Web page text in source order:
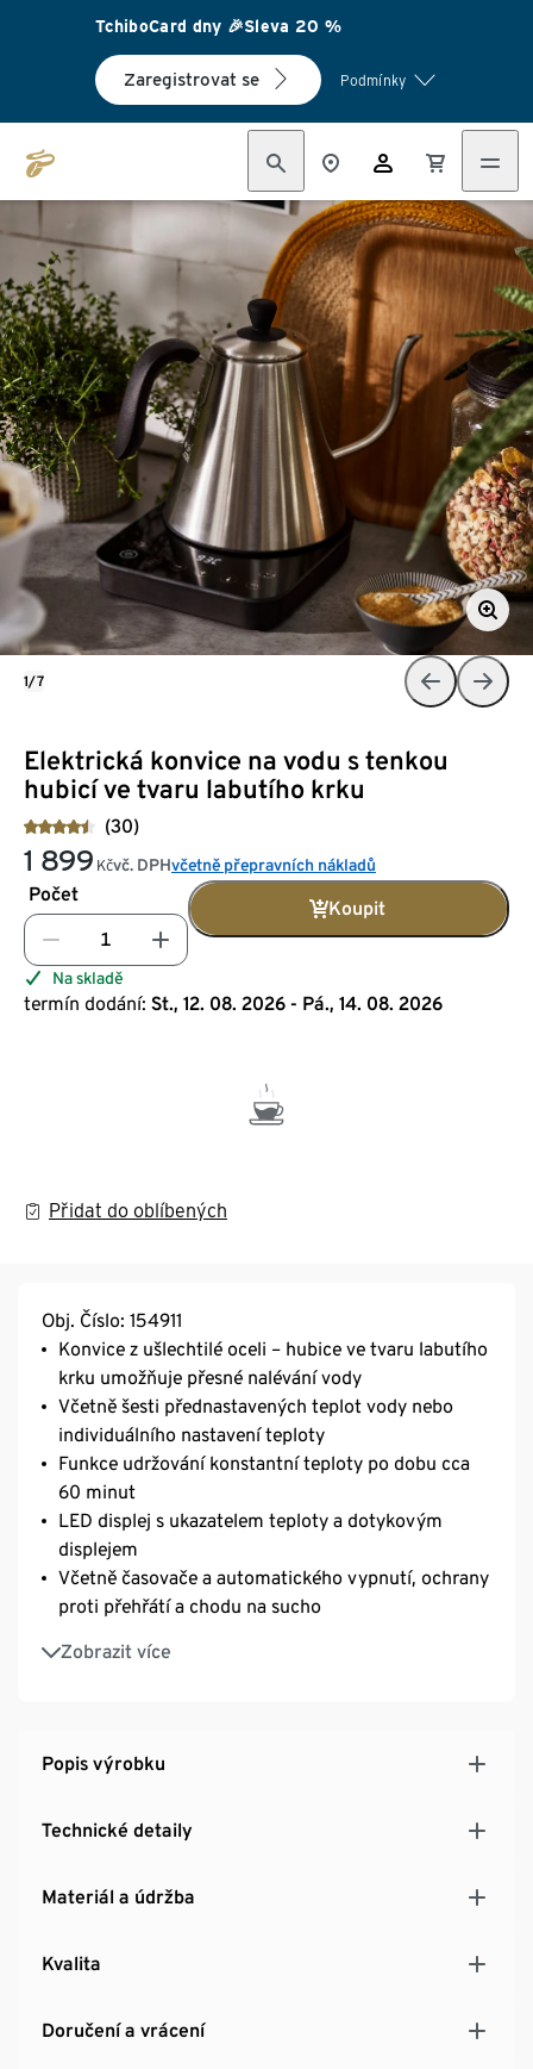
TchiboCard dny 🎉Sleva 20 %
Zaregistrovat se Podmínky
Elektrická konvice na vodu s tenkou
hubicí ve tvaru labutího krku
(30)
1 899 Kčvč. DPHvčetně přepravních nákladů
Počet
Koupit
Na skladě
termín dodání: St., 12. 08. 2026 - Pá., 14. 08. 2026
Přidat do oblíbených
1/7
Obj. Číslo: 154911
Konvice z ušlechtilé oceli – hubice ve tvaru labutího
krku umožňuje přesné nalévání vody
Včetně šesti přednastavených teplot vody nebo
individuálního nastavení teploty
Funkce udržování konstantní teploty po dobu cca
60 minut
LED displej s ukazatelem teploty a dotykovým
displejem
Včetně časovače a automatického vypnutí, ochrany
proti přehřátí a chodu na sucho
Zobrazit více
Objem: až 800 ml se značkou MIN a MAX
Popis výrobku
Technické detaily
Materiál a údržba
Kvalita
Doručení a vrácení